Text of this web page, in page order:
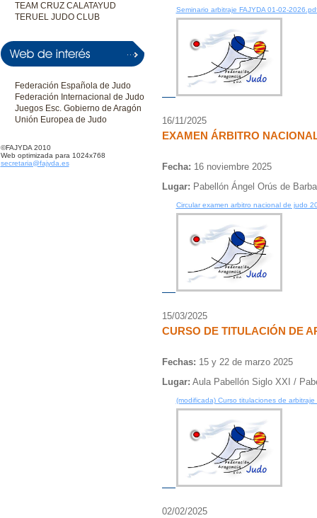
TEAM CRUZ CALATAYUD
TERUEL JUDO CLUB
Federación Española de Judo
Federación Internacional de Judo
Juegos Esc. Gobierno de Aragón
Unión Europea de Judo
©FAJYDA 2010
Web optimizada para 1024x768
secretaria@fajyda.es
Seminario arbitraje FAJYDA 01-02-
16/11/2025
EXAMEN ÁRBITRO
Fecha: 16 noviembre 2025
Lugar: Pabellón Ángel Orús de
Circular examen arbitro nacional de judo
15/03/2025
CURSO DE TITULACIÓN DE
Fechas: 15 y 22 de marzo 2025
Lugar: Aula Pabellón Siglo XXI /
(modificada) Curso titulaciones de
02/02/2025